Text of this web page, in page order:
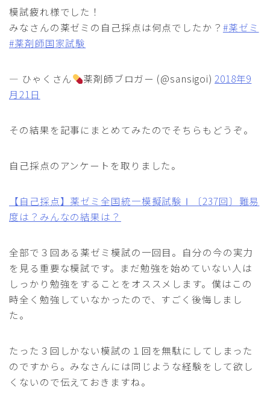
模試疲れ様でした！
みなさんの薬ゼミの自己採点は何点でしたか？ #薬ゼミ
#薬剤師国家試験
— ひゃくさん 薬剤師ブロガー (@sansigoi) 2018年9
月21日
その結果を記事にまとめてみたのでそちらもどうぞ。
自己採点のアンケートを取りました。
【自己採点】薬ゼミ全国統一模擬試験Ⅰ〔237回〕難易
度は？みんなの結果は？
全部で３回ある薬ゼミ模試の一回目。自分の今の実力
を見る重要な模試です。まだ勉強を始めていない人は
しっかり勉強をすることをオススメします。僕はこの
時全く勉強していなかったので、すごく後悔しまし
た。
たった３回しかない模試の１回を無駄にしてしまった
のですから。みなさんには同じような経験をして欲し
くないので伝えておきますね。